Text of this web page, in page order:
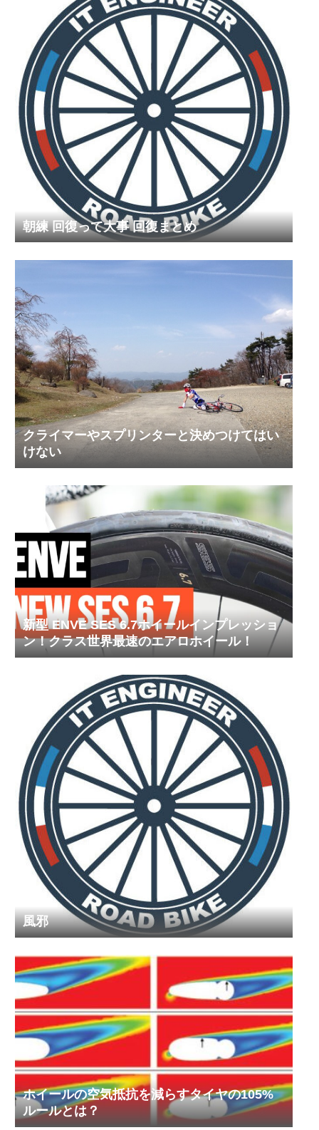
朝練 回復って大事 回復まとめ
クライマーやスプリンターと決めつけてはい
けない
新型 ENVE SES 6.7ホイールインプレッショ
ン！クラス世界最速のエアロホイール！
風邪
ホイールの空気抵抗を減らすタイヤの105%
ルールとは？